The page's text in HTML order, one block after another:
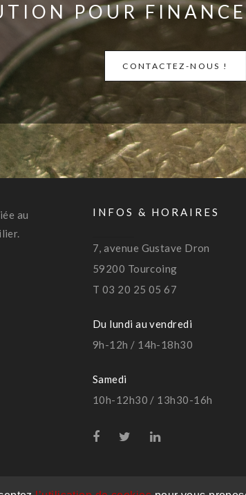
POUR
CONTACTEZ-NOUS !
au
INFOS & HORAIRES
7, avenue Gustave Dron
59200 Tourcoing
T 03 20 25 05 67
Du lundi au vendredi
9h-12h / 14h-18h30
Samedi
10h-12h30 / 13h30-16h